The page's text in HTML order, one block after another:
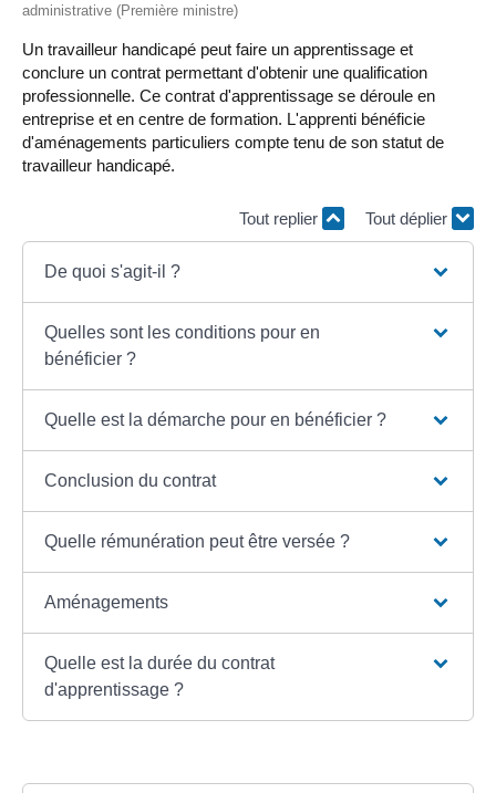
administrative (Première ministre)
Un travailleur handicapé peut faire un apprentissage et
conclure un contrat permettant d'obtenir une qualification
professionnelle. Ce contrat d'apprentissage se déroule en
entreprise et en centre de formation. L'apprenti bénéficie
d'aménagements particuliers compte tenu de son statut de
travailleur handicapé.
Tout replier Tout déplier
De quoi s'agit-il ?
Quelles sont les conditions pour en
bénéficier ?
Quelle est la démarche pour en bénéficier ?
Conclusion du contrat
Quelle rémunération peut être versée ?
Aménagements
Quelle est la durée du contrat
d'apprentissage ?